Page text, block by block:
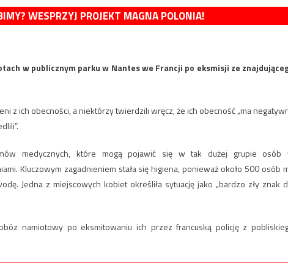
WESPRZYJ PROJEKT MAGNA POLONIA!
w publicznym parku w Nantes we Francji po eksmisji ze
z ich obecności, a niektórzy twierdzili wręcz, że ich obecność „ma
medycznych, które mogą pojawić się w tak dużej grupie osób
Kluczowym zagadnieniem stała się higiena, ponieważ około 500 osób
Jedna z miejscowych kobiet określiła sytuację jako „bardzo zły znak
namiotowy po eksmitowaniu ich przez francuską policję z